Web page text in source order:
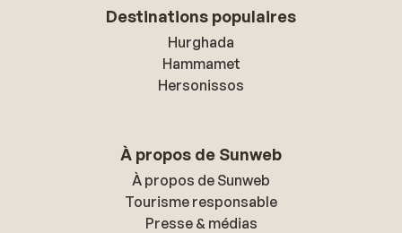
Destinations populaires
Hurghada
Hammamet
Hersonissos
À propos de Sunweb
À propos de Sunweb
Tourisme responsable
Presse & médias